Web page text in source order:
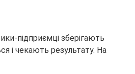
підприємці зберігають
і чекають результату. На